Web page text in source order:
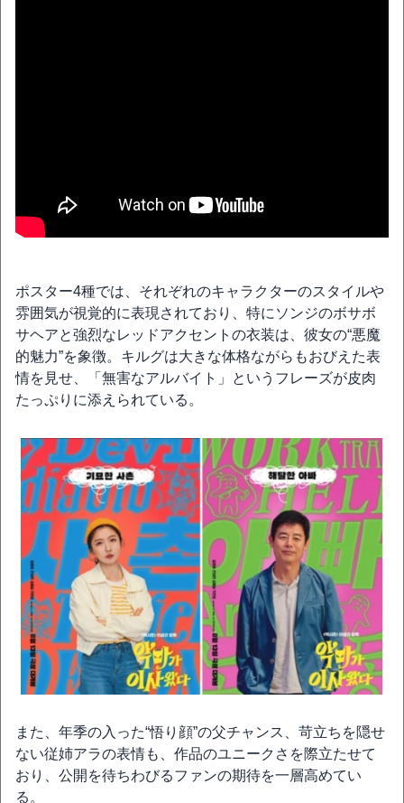
ポスター4種では、それぞれのキャラクターのスタイルや
雰囲気が視覚的に表現されており、特にソンジのボサボ
サヘアと強烈なレッドアクセントの衣装は、彼女の“悪魔
的魅力”を象徴。キルグは大きな体格ながらもおびえた表
情を見せ、「無害なアルバイト」というフレーズが皮肉
たっぷりに添えられている。
また、年季の入った“悟り顔”の父チャンス、苛立ちを隠せ
ない従姉アラの表情も、作品のユニークさを際立たせて
おり、公開を待ちわびるファンの期待を一層高めてい
る。